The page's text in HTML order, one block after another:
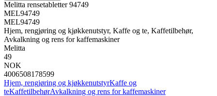
Melitta rensetabletter 94749
MEL94749
MEL94749
Hjem, rengjøring og kjøkkenutstyr, Kaffe og te, Kaffetilbehør,
Avkalkning og rens for kaffemaskiner
Melitta
49
NOK
4006508178599
Hjem, rengjøring og kjøkkenutstyrKaffe og
teKaffetilbehørAvkalkning og rens for kaffemaskiner